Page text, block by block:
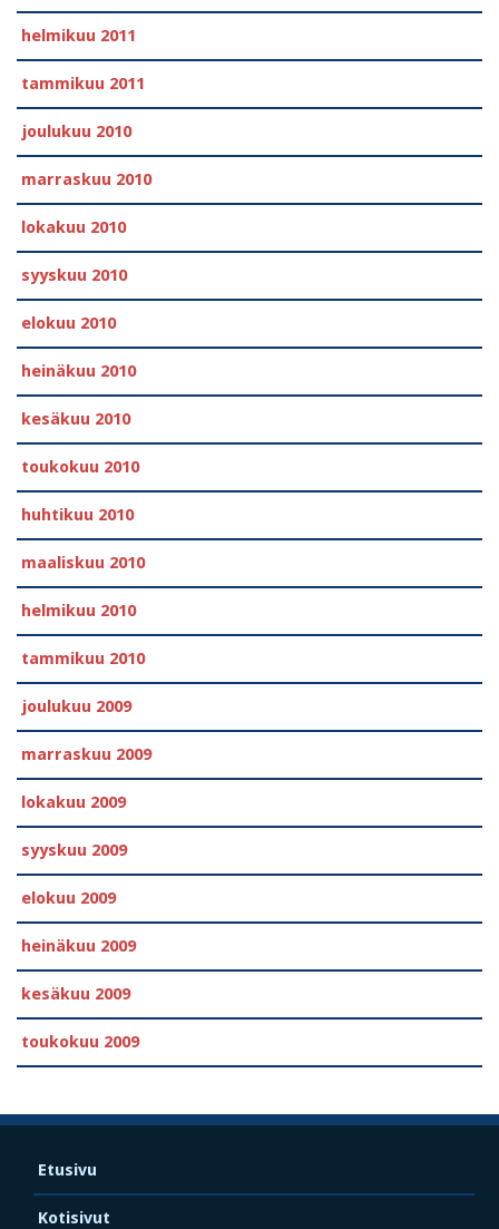
helmikuu 2011
tammikuu 2011
joulukuu 2010
marraskuu 2010
lokakuu 2010
syyskuu 2010
elokuu 2010
heinäkuu 2010
kesäkuu 2010
toukokuu 2010
huhtikuu 2010
maaliskuu 2010
helmikuu 2010
tammikuu 2010
joulukuu 2009
marraskuu 2009
lokakuu 2009
syyskuu 2009
elokuu 2009
heinäkuu 2009
kesäkuu 2009
toukokuu 2009
Etusivu
Kotisivut